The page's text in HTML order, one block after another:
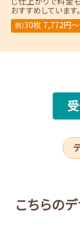
おすすめしています。
例）30枚 7,772円～
こちらの